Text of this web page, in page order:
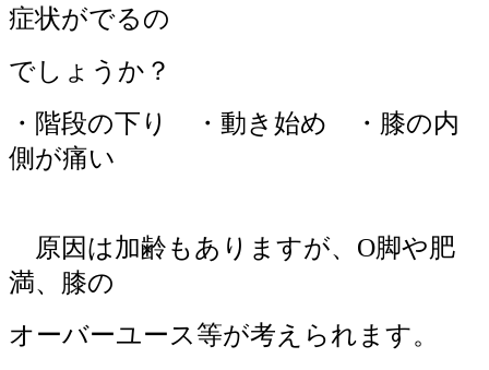
症状がでるの
でしょうか？
・階段の下り ・動き始め ・膝の内
側が痛い
原因は加齢もありますが、O脚や肥
満、膝の
オーバーユース等が考えられます。